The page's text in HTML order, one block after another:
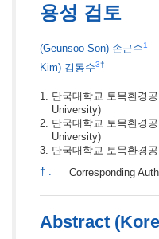
용성 검토
(Geunsoo Son) 손근수1
Kim) 김동수3†
단국대학교 토목환경
University)
단국대학교 토목환경
University)
단국대학교 토목환경
† : Corresponding
Abstract